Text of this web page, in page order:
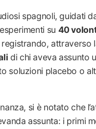
spagnoli, guidati
su 40
registrando, attraverso
di chi aveva assunto
soluzioni placebo o
si è notato che
assunta: i primi